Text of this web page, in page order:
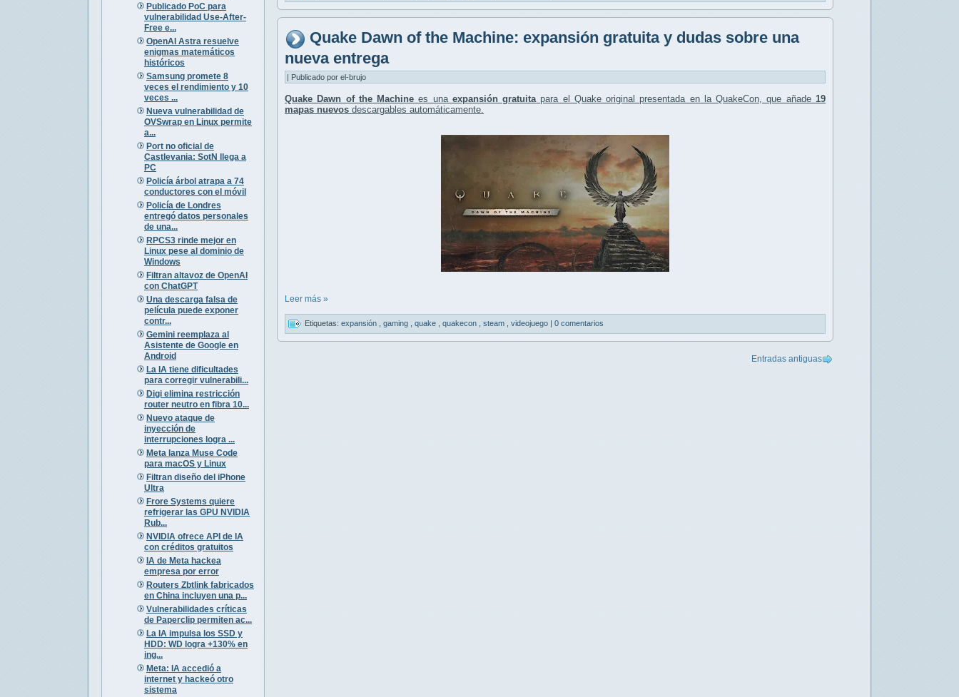
Publicado PoC para
vulnerabilidad Use-After-
Free e...
OpenAI Astra resuelve
enigmas matemáticos
históricos
Samsung promete 8
veces el rendimiento y 10
veces ...
Nueva vulnerabilidad de
OVSwrap en Linux permite
a...
Port no oficial de
Castlevania: SotN llega a
PC
Policía árbol atrapa a 74
conductores con el móvil
Policía de Londres
entregó datos personales
de una...
RPCS3 rinde mejor en
Linux pese al dominio de
Windows
Filtran altavoz de OpenAI
con ChatGPT
Una descarga falsa de
película puede exponer
contr...
Gemini reemplaza al
Asistente de Google en
Android
La IA tiene dificultades
para corregir vulnerabili...
Digi elimina restricción
router neutro en fibra 10...
Nuevo ataque de
inyección de
interrupciones logra ...
Meta lanza Muse Code
para macOS y Linux
Filtran diseño del iPhone
Ultra
Frore Systems quiere
refrigerar las GPU NVIDIA
Rub...
NVIDIA ofrece API de IA
con créditos gratuitos
IA de Meta hackea
empresa por error
Routers Zbtlink fabricados
en China incluyen una p...
Vulnerabilidades críticas
de Paperclip permiten ac...
La IA impulsa los SSD y
HDD: WD logra +130% en
ing...
Meta: IA accedió a
internet y hackeó otro
sistema
Quake Dawn of the Machine: expansión gratuita y dudas sobre una
nueva entrega
| Publicado por el-brujo
Quake Dawn of the Machine es una expansión gratuita para el Quake original presentada en la QuakeCon, que añade 19
mapas nuevos descargables automáticamente.
Leer más »
Etiquetas: expansión gaming quake quakecon steam videojuego | 0 comentarios
Entradas antiguas